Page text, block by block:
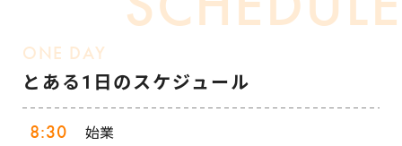
ONE DAY
とある1日のスケジュール
8:30 始業